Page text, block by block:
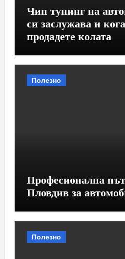
Чип тунинг на
си заслужава и
продадете колата
Полезно
Професионална
Пловдив за
Полезно